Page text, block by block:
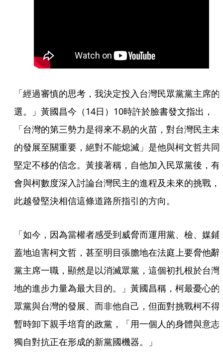
「經過審慎的思考，我決定投入台灣民眾黨黨主席的
選。」黃國昌今（14日）10時許於臉書發文指出，
「台灣的第三勢力是得來不易的火苗，對台灣民主未
的發展至關重要，絕對不能熄滅」是他與柯文哲共同
堅定不移的信念。黃接著稱，自他加入民眾黨後，有
會與柯數度深入討論台灣民主的進程及未來的挑戰，
此越發堅決相信這條道路所指引的方向。
「如今，因為當權者感受到威脅而運用黨、檢、媒鋪
蓋地迫害柯文哲，甚至明目張膽地在法庭上要脅他辭
黨主席一職，顯然是以消滅眾黨，這個初扎根於台灣
地的進步力量為最大目的。」黃國昌稱，柯最憂心的
眾黨與台灣的發展、而非他自己，但面對挑戰柯不得
暫時卸下親手培育的政黨，「用一個人的身體與意志
獨自對抗正在形成的新黨國機器。」